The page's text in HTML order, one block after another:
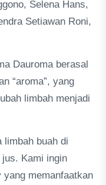
Selena Hans,
Setiawan Roni,
Dauroma berasal
“aroma”, yang
limbah menjadi
limbah buah di
Kami ingin
memanfaatkan